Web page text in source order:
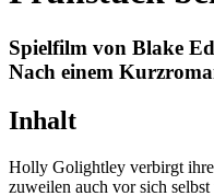
Spielfilm von Blake
Nach einem
Inhalt
Holly Golightley verbirgt ihre
zuweilen auch vor sich